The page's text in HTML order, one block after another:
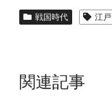
戦国時代 江戸
関連記事